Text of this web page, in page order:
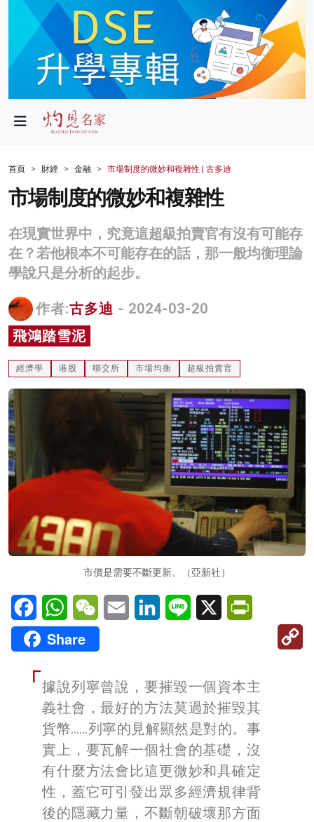
政局
財經
生活
商業
科技
影片
名家榜
灼見活動
關於我們
首頁 財經 金融 市場制度的微妙和複雜性 | 古多迪
市場制度的微妙和複雜性
在現實世界中，究竟這超級拍賣官有沒有可能存
在？若他根本不可能存在的話，那一般均衡理論
學說只是分析的起步。
作者:古多迪 - 2024-03-20
飛鴻踏雪泥
經濟學 港股 聯交所 市場均衡 超級拍賣官
市價是需要不斷更新。（亞新社）
FacebookWhatsAppWeChatEmail LinkedInLine X
Share
據說列寧曾說，要摧毀一個資本主
義社會，最好的方法莫過於摧毀其
貨幣……列寧的見解顯然是對的。事
實上，要瓦解一個社會的基礎，沒
有什麼方法會比這更微妙和具確定
性，蓋它可引發出眾多經濟規律背
後的隱藏力量，不斷朝破壞那方面